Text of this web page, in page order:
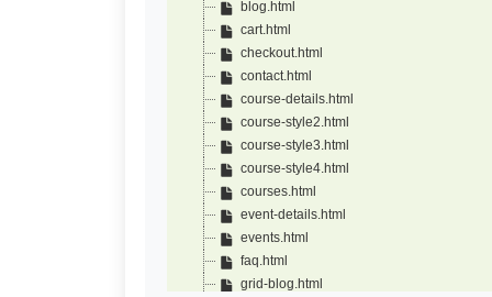
blog.html
cart.html
checkout.html
contact.html
course-details.html
course-style2.html
course-style3.html
course-style4.html
courses.html
event-details.html
events.html
faq.html
grid-blog.html